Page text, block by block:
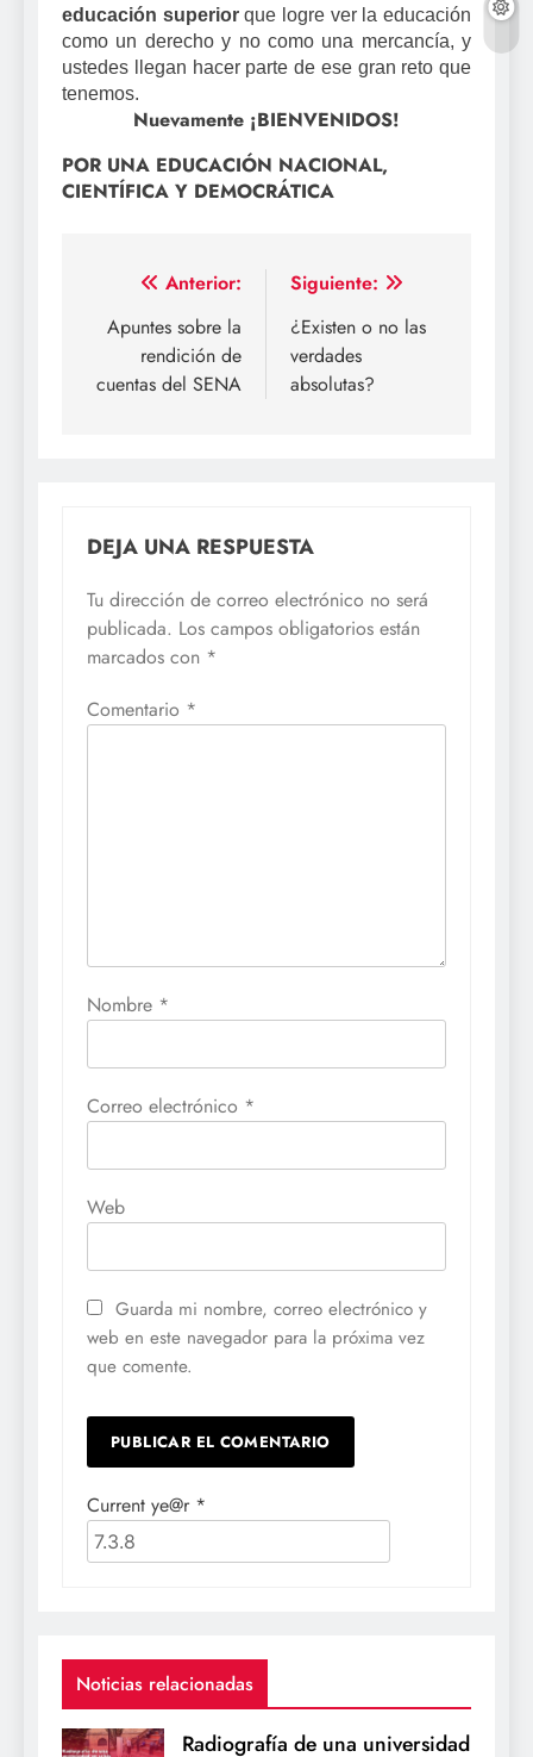
educación superiorque logre ver la educación
como un derecho y no como una mercancía, y
ustedes llegan hacer parte de ese gran reto que
tenemos.
Nuevamente ¡BIENVENIDOS!
POR UNA EDUCACIÓN NACIONAL,
CIENTÍFICA Y DEMOCRÁTICA
Navegación
de
entradas
Anterior:
Apuntes sobre la
rendición de
cuentas del SENA
Siguiente:
¿Existen o no las
verdades
absolutas?
DEJA UNA RESPUESTA
Tu dirección de correo electrónico no será
publicada. Los campos obligatorios están
marcados con *
Comentario *
Nombre *
Correo electrónico *
Web
Guarda mi nombre, correo electrónico y
web en este navegador para la próxima vez
que comente.
Current ye@r *
Noticias relacionadas
Radiografía de una universidad